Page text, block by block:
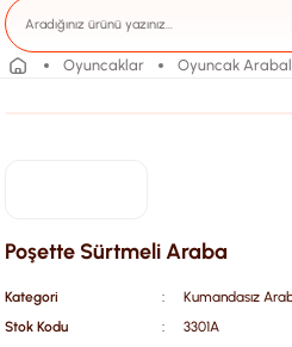
Oyuncaklar Oyuncak
Poşette Sürtmeli Araba
Kategori
Kumandasız
Stok Kodu
3301A